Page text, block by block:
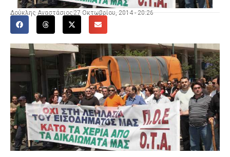
Δούκλης Αναστάσιος 27 Οκτωβρίου, 2014 - 20:26